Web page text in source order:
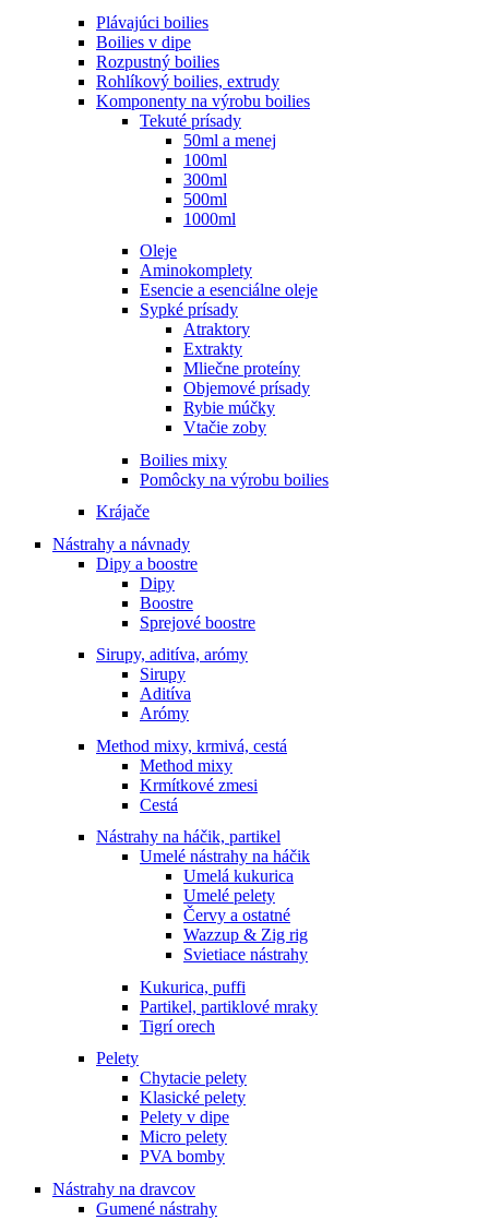
Plávajúci boilies
Boilies v dipe
Rozpustný boilies
Rohlíkový boilies, extrudy
Komponenty na výrobu boilies
Tekuté prísady
50ml a menej
100ml
300ml
500ml
1000ml
Oleje
Aminokomplety
Esencie a esenciálne oleje
Sypké prísady
Atraktory
Extrakty
Mliečne proteíny
Objemové prísady
Rybie múčky
Vtačie zoby
Boilies mixy
Pomôcky na výrobu boilies
Krájače
Nástrahy a návnady
Dipy a boostre
Dipy
Boostre
Sprejové boostre
Sirupy, aditíva, arómy
Sirupy
Aditíva
Arómy
Method mixy, krmivá, cestá
Method mixy
Krmítkové zmesi
Cestá
Nástrahy na háčik, partikel
Umelé nástrahy na háčik
Umelá kukurica
Umelé pelety
Červy a ostatné
Wazzup & Zig rig
Svietiace nástrahy
Kukurica, puffi
Partikel, partiklové mraky
Tigrí orech
Pelety
Chytacie pelety
Klasické pelety
Pelety v dipe
Micro pelety
PVA bomby
Nástrahy na dravcov
Gumené nástrahy